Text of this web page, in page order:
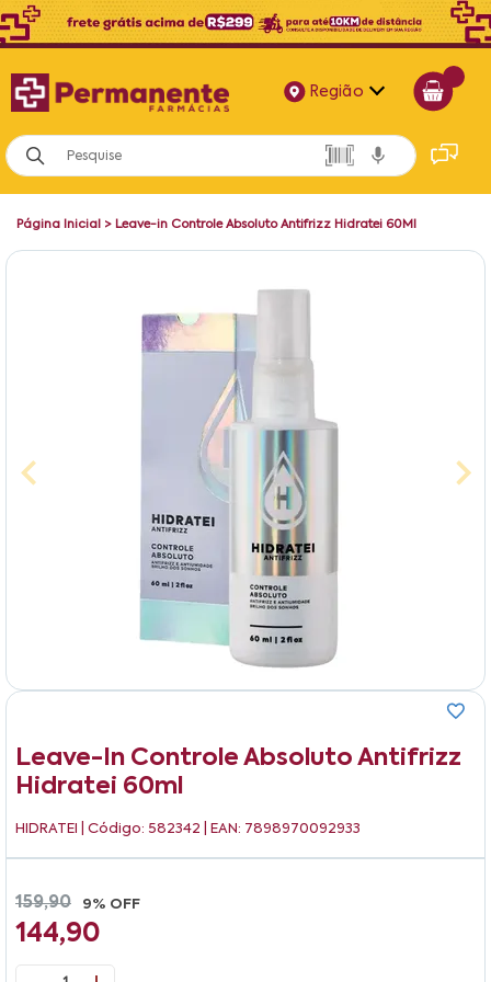
Região
Alagoas
Bahia
Página Inicial > Leave-in Controle Absoluto Antifrizz Hidratei 60Ml
Leave-In Controle Absoluto Antifrizz
Hidratei 60ml
HIDRATEI | Código: 582342 | EAN: 7898970092933
159,90 9% OFF
144,90